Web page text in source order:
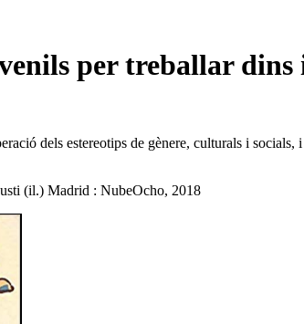
per treballar
dels estereotips de gènere, culturals i socials,
(il.) Madrid : NubeOcho, 2018